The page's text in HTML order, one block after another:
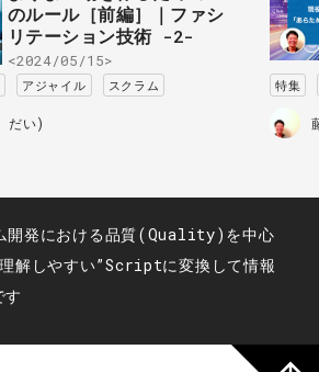
のルール［前編］｜ファシ
リテーション技術 -2-
<2024/05/15>
アジャイル スクラム
だい)
特集
開発における品質(Quality)を中心
解しやすい”Scriptに変換して情報
す